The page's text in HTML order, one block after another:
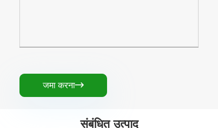
जमा करना
संबंधित उत्पाद